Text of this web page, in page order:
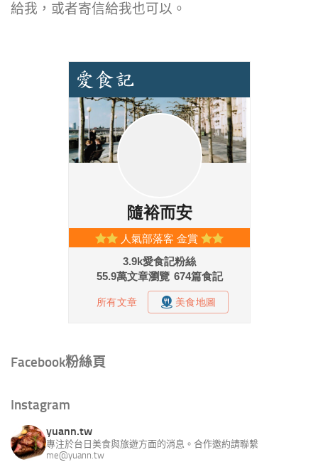
給我，或者寄信給我也可以。
Facebook粉絲頁
Instagram
yuann.tw
專注於台日美食與旅遊方面的消息。合作邀約請聯繫
me@yuann.tw